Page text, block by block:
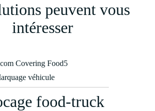
peuvent vous
intéresser
véhicule
food-truck